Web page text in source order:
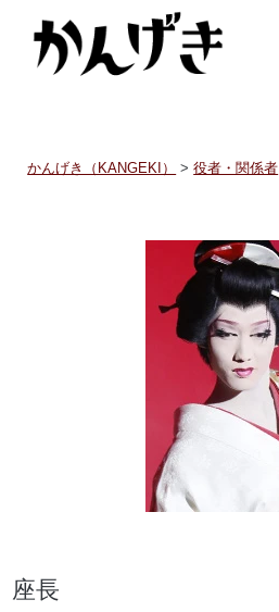
かんげき（KANGEKI） >役者・関係者
座長